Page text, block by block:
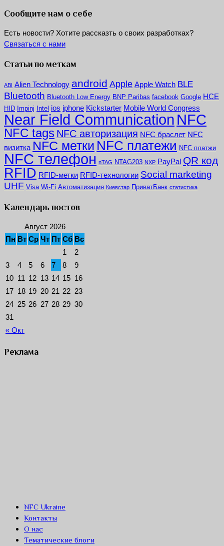
Сообщите нам о себе
Есть новости? Хотите рассказть о своих разработках?
Связаться с нами
Статьи по меткам
ABI Alien Technology android Apple Apple Watch BLE
Bluetooth Bluetooth Low Energy BNP Paribas facebook Google HCE
HID Impinj Intel ios iphone Kickstarter Mobile World Congress
Near Field Communication NFC
NFC tags NFC авторизация NFC браслет NFC
визитка NFC метки NFC платежи NFC платжи
NFC телефон nTAG NTAG203 NXP PayPal QR код
RFID RFID-метки RFID-технологии Social marketing
UHF Visa Wi-Fi Автоматизация Киевстар ПриватБанк статистика
Календарь постов
Август 2026
Пн Вт Ср Чт Пт Сб Вс
« Окт
1
2
3
4 5 6 7 8
9
10 11 12 13 14 15 16
17 18 19 20 21 22 23
24 25 26 27 28 29 30
31
Реклама
NFC Ukraine
Контакты
О нас
Тематические блоги